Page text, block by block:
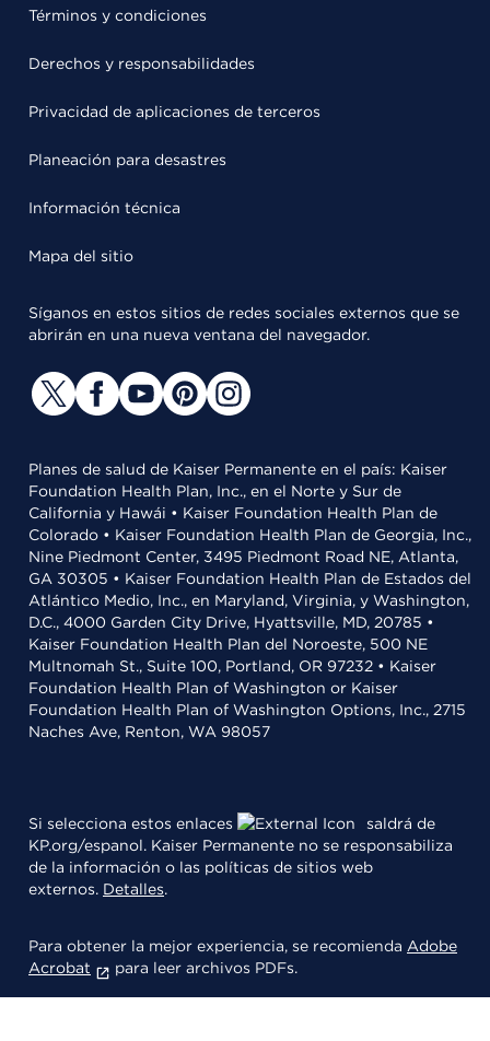
Términos y condiciones
Derechos y responsabilidades
Privacidad de aplicaciones de terceros
Planeación para desastres
Información técnica
Mapa del sitio
Síganos en estos sitios de redes sociales externos que se
abrirán en una nueva ventana del navegador.
Planes de salud de Kaiser Permanente en el país: Kaiser
Foundation Health Plan, Inc., en el Norte y Sur de
California y Hawái • Kaiser Foundation Health Plan de
Colorado • Kaiser Foundation Health Plan de Georgia, Inc.,
Nine Piedmont Center, 3495 Piedmont Road NE, Atlanta,
GA 30305 • Kaiser Foundation Health Plan de Estados del
Atlántico Medio, Inc., en Maryland, Virginia, y Washington,
D.C., 4000 Garden City Drive, Hyattsville, MD, 20785 •
Kaiser Foundation Health Plan del Noroeste, 500 NE
Multnomah St., Suite 100, Portland, OR 97232 • Kaiser
Foundation Health Plan of Washington or Kaiser
Foundation Health Plan of Washington Options, Inc., 2715
Naches Ave, Renton, WA 98057
Si selecciona estos enlaces
saldrá de
KP.org/espanol. Kaiser Permanente no se responsabiliza
de la información o las políticas de sitios web
externos. Detalles.
Para obtener la mejor experiencia, se recomienda Adobe
Acrobat
para leer archivos PDFs.